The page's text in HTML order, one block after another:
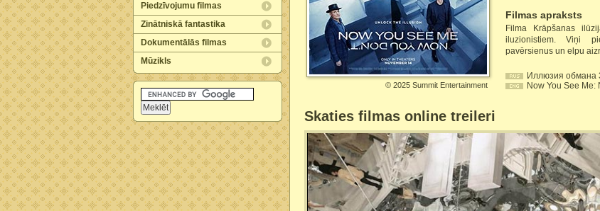
Piedzīvojumu filmas
Zinātniskā fantastika
Dokumentālās filmas
Mūzikls
Filmas apraksts
Filma Krāpšanas
iluzionistiem. Viņi
pavērsienus un elpu
Иллюзия обмана
Now You See Me:
© 2025 Summit Entertainment
Skaties filmas online treileri